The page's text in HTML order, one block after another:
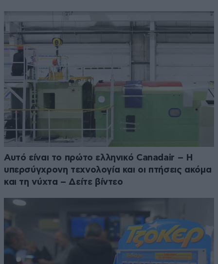
Αυτό είναι το πρώτο ελληνικό Canadair – Η
υπερσύγχρονη τεχνολογία και οι πτήσεις ακόμα
και τη νύχτα – Δείτε βίντεο